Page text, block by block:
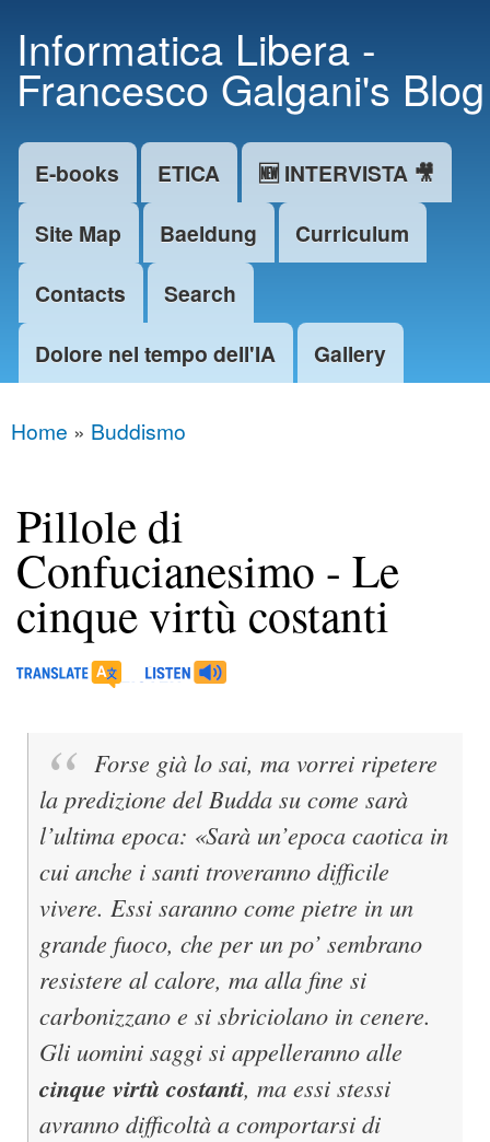
main
content
Informatica Libera -
Francesco Galgani's Blog
Main menu
E-books ETICA
🆕 INTERVISTA 🎥
Site Map
Baeldung
Curriculum
Contacts
Search
Dolore nel tempo dell'IA
Gallery
You are here
Home » Buddismo
Pillole di
Confucianesimo - Le
cinque virtù costanti
Forse già lo sai, ma vorrei ripetere
la predizione del Budda su come sarà
l’ultima epoca: «Sarà un’epoca caotica in
cui anche i santi troveranno difficile
vivere. Essi saranno come pietre in un
grande fuoco, che per un po’ sembrano
resistere al calore, ma alla fine si
carbonizzano e si sbriciolano in cenere.
Gli uomini saggi si appelleranno alle
cinque virtù costanti, ma essi stessi
avranno difficoltà a comportarsi di